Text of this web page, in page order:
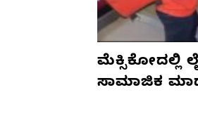
ಮೆಕ್ಸಿಕೋದಲ್ಲಿ
ಸಾಮಾಜಿಕ